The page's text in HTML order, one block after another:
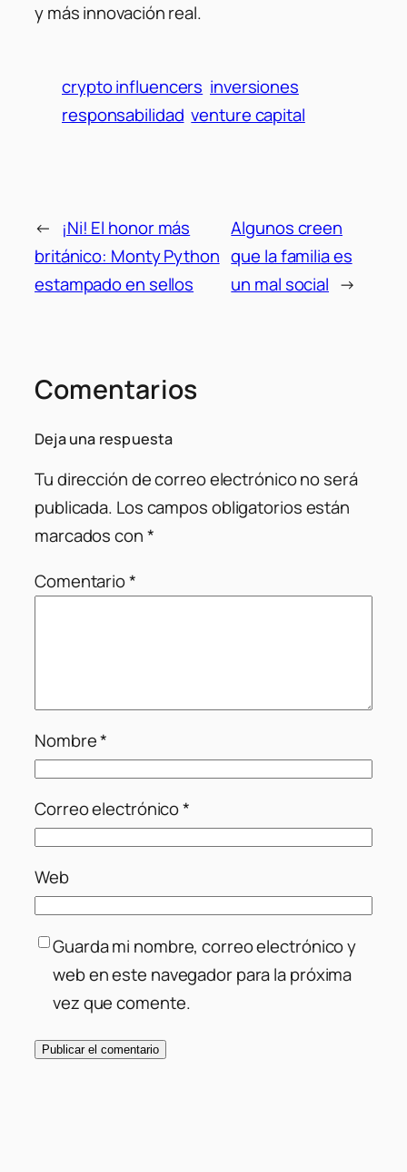
y más innovación real.
crypto influencers inversiones
responsabilidad venture capital
←
¡Ni! El honor más
británico: Monty Python
estampado en sellos
Algunos creen
que la familia es
un mal social →
Comentarios
Deja una respuesta
Tu dirección de correo electrónico no será
publicada. Los campos obligatorios están
marcados con*
Comentario*
Nombre*
Correo electrónico*
Web
Guarda mi nombre, correo electrónico y
web en este navegador para la próxima
vez que comente.